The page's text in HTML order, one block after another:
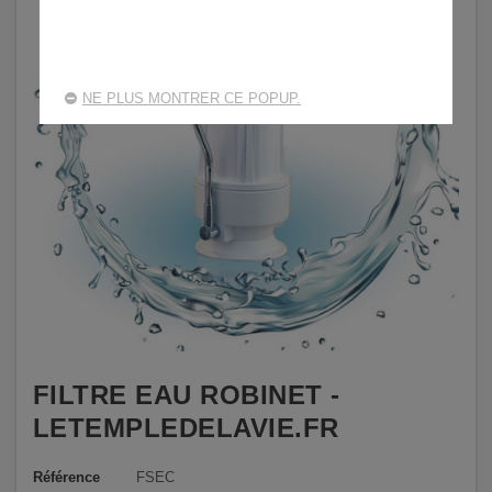
FILTRE EAU ROBINET -
LETEMPLEDELAVIE.FR
Référence FSEC
NE PLUS MONTRER CE POPUP.